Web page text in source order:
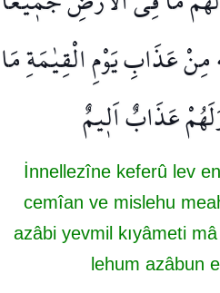
عَذَابِ يَوْمِ الْقِيٰمَةِ مَا
عَذَابٌ اَل۪يمٌ
İnnellezîne keferû lev
cemîan ve mislehu
azâbi yevmil kıyâmeti
lehum azâbun